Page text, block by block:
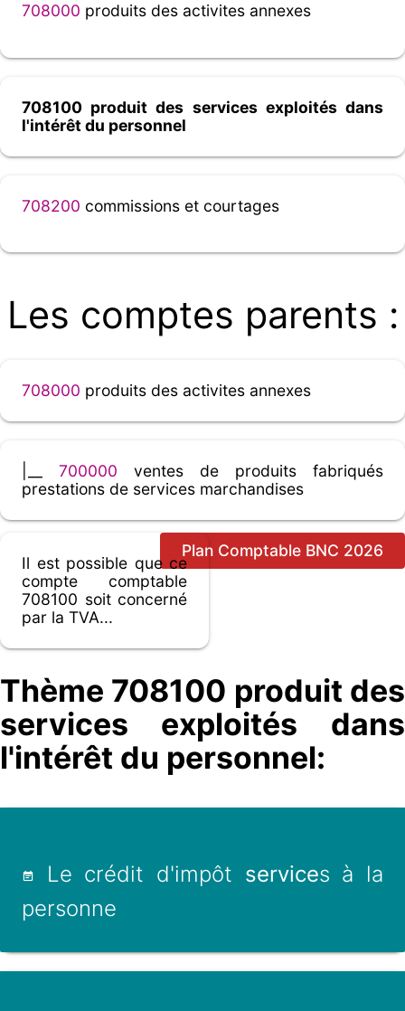
708000 produits des activites annexes
708100 produit des services exploités dans
l'intérêt du personnel
708200 commissions et courtages
Les comptes parents :
708000 produits des activites annexes
700000 ventes de produits fabriqués
prestations de services marchandises
Plan Comptable BNC 2026
Il est possible que ce
compte comptable
708100 soit concerné
par la TVA...
Thème 708100 produit des
services exploités dans
l'intérêt du personnel:
Le crédit d'impôt services à la
personne